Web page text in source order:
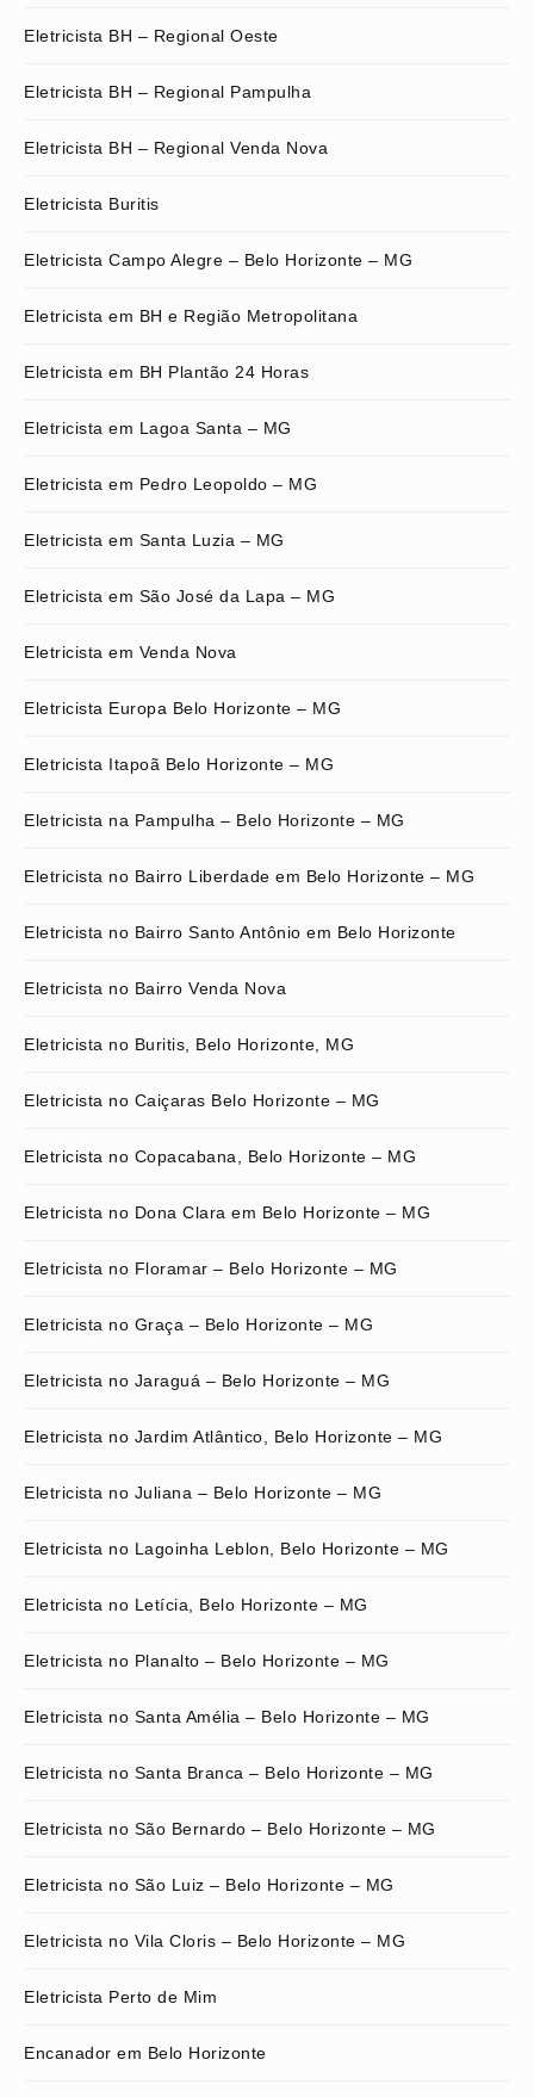
Eletricista BH – Regional Oeste
Eletricista BH – Regional Pampulha
Eletricista BH – Regional Venda Nova
Eletricista Buritis
Eletricista Campo Alegre – Belo Horizonte – MG
Eletricista em BH e Região Metropolitana
Eletricista em BH Plantão 24 Horas
Eletricista em Lagoa Santa – MG
Eletricista em Pedro Leopoldo – MG
Eletricista em Santa Luzia – MG
Eletricista em São José da Lapa – MG
Eletricista em Venda Nova
Eletricista Europa Belo Horizonte – MG
Eletricista Itapoã Belo Horizonte – MG
Eletricista na Pampulha – Belo Horizonte – MG
Eletricista no Bairro Liberdade em Belo Horizonte – MG
Eletricista no Bairro Santo Antônio em Belo Horizonte
Eletricista no Bairro Venda Nova
Eletricista no Buritis, Belo Horizonte, MG
Eletricista no Caiçaras Belo Horizonte – MG
Eletricista no Copacabana, Belo Horizonte – MG
Eletricista no Dona Clara em Belo Horizonte – MG
Eletricista no Floramar – Belo Horizonte – MG
Eletricista no Graça – Belo Horizonte – MG
Eletricista no Jaraguá – Belo Horizonte – MG
Eletricista no Jardim Atlântico, Belo Horizonte – MG
Eletricista no Juliana – Belo Horizonte – MG
Eletricista no Lagoinha Leblon, Belo Horizonte – MG
Eletricista no Letícia, Belo Horizonte – MG
Eletricista no Planalto – Belo Horizonte – MG
Eletricista no Santa Amélia – Belo Horizonte – MG
Eletricista no Santa Branca – Belo Horizonte – MG
Eletricista no São Bernardo – Belo Horizonte – MG
Eletricista no São Luiz – Belo Horizonte – MG
Eletricista no Vila Cloris – Belo Horizonte – MG
Eletricista Perto de Mim
Encanador em Belo Horizonte